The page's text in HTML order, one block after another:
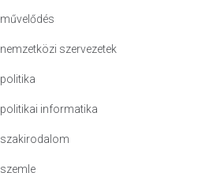
művelődés
nemzetközi szervezetek
politika
politikai informatika
szakirodalom
szemle